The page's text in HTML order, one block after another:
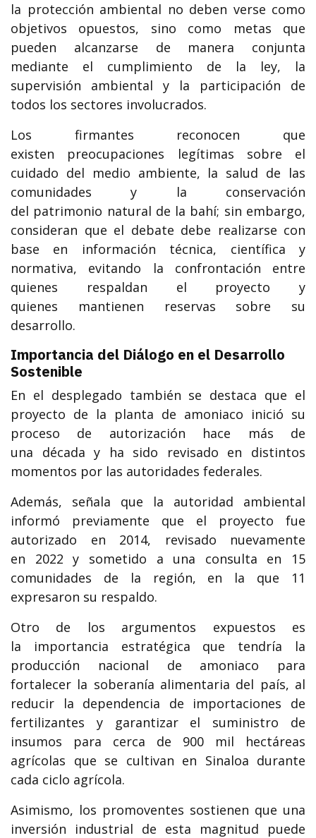
la protección ambiental no deben verse como
objetivos opuestos, sino como metas que
pueden alcanzarse de manera conjunta
mediante el cumplimiento de la ley, la
supervisión ambiental y la participación de
todos los sectores involucrados.
Los firmantes reconocen que
existen preocupaciones legítimas sobre el
cuidado del medio ambiente, la salud de las
comunidades y la conservación
del patrimonio natural de la bahí; sin embargo,
consideran que el debate debe realizarse con
base en información técnica, científica y
normativa, evitando la confrontación entre
quienes respaldan el proyecto y
quienes mantienen reservas sobre su
desarrollo.
Importancia del Diálogo en el Desarrollo
Sostenible
En el desplegado también se destaca que el
proyecto de la planta de amoniaco inició su
proceso de autorización hace más de
una década y ha sido revisado en distintos
momentos por las autoridades federales.
Además, señala que la autoridad ambiental
informó previamente que el proyecto fue
autorizado en 2014, revisado nuevamente
en 2022 y sometido a una consulta en 15
comunidades de la región, en la que 11
expresaron su respaldo.
Otro de los argumentos expuestos es
la importancia estratégica que tendría la
producción nacional de amoniaco para
fortalecer la soberanía alimentaria del país, al
reducir la dependencia de importaciones de
fertilizantes y garantizar el suministro de
insumos para cerca de 900 mil hectáreas
agrícolas que se cultivan en Sinaloa durante
cada ciclo agrícola.
Asimismo, los promoventes sostienen que una
inversión industrial de esta magnitud puede